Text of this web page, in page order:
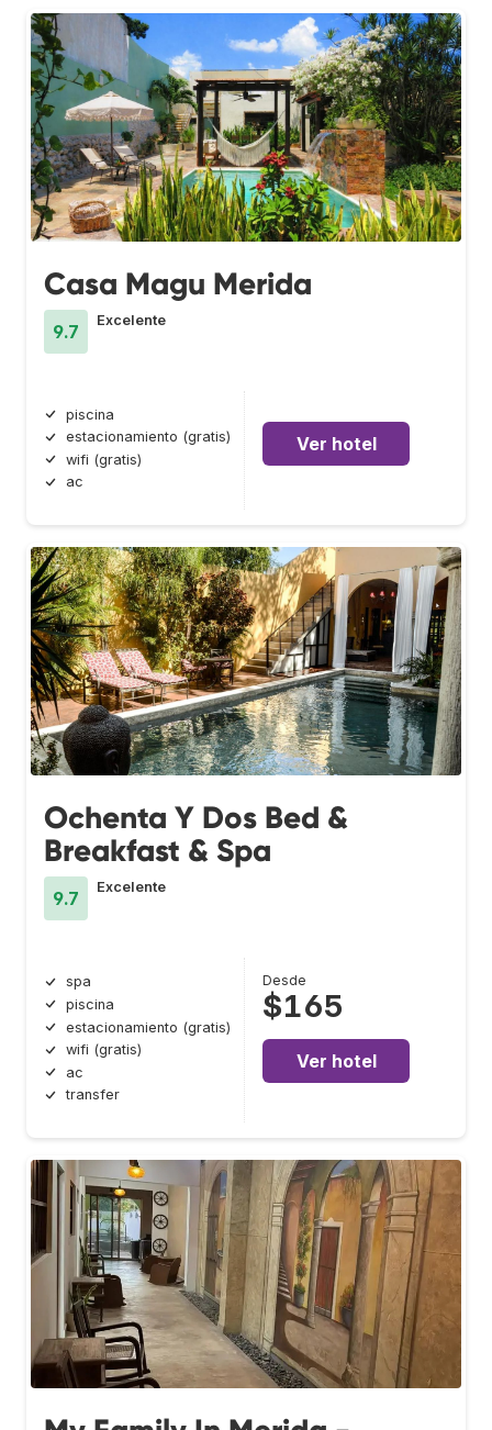
Casa Magu Merida
9.7
Excelente
piscina
estacionamiento (gratis)
wifi (gratis)
ac
Ver hotel
Ochenta Y Dos Bed &
Breakfast & Spa
9.7
Excelente
spa
piscina
estacionamiento (gratis)
wifi (gratis)
ac
transfer
Desde
$165
Ver hotel